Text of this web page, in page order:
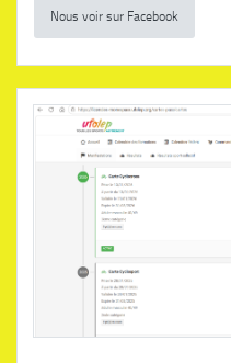
Nous voir sur Facebook